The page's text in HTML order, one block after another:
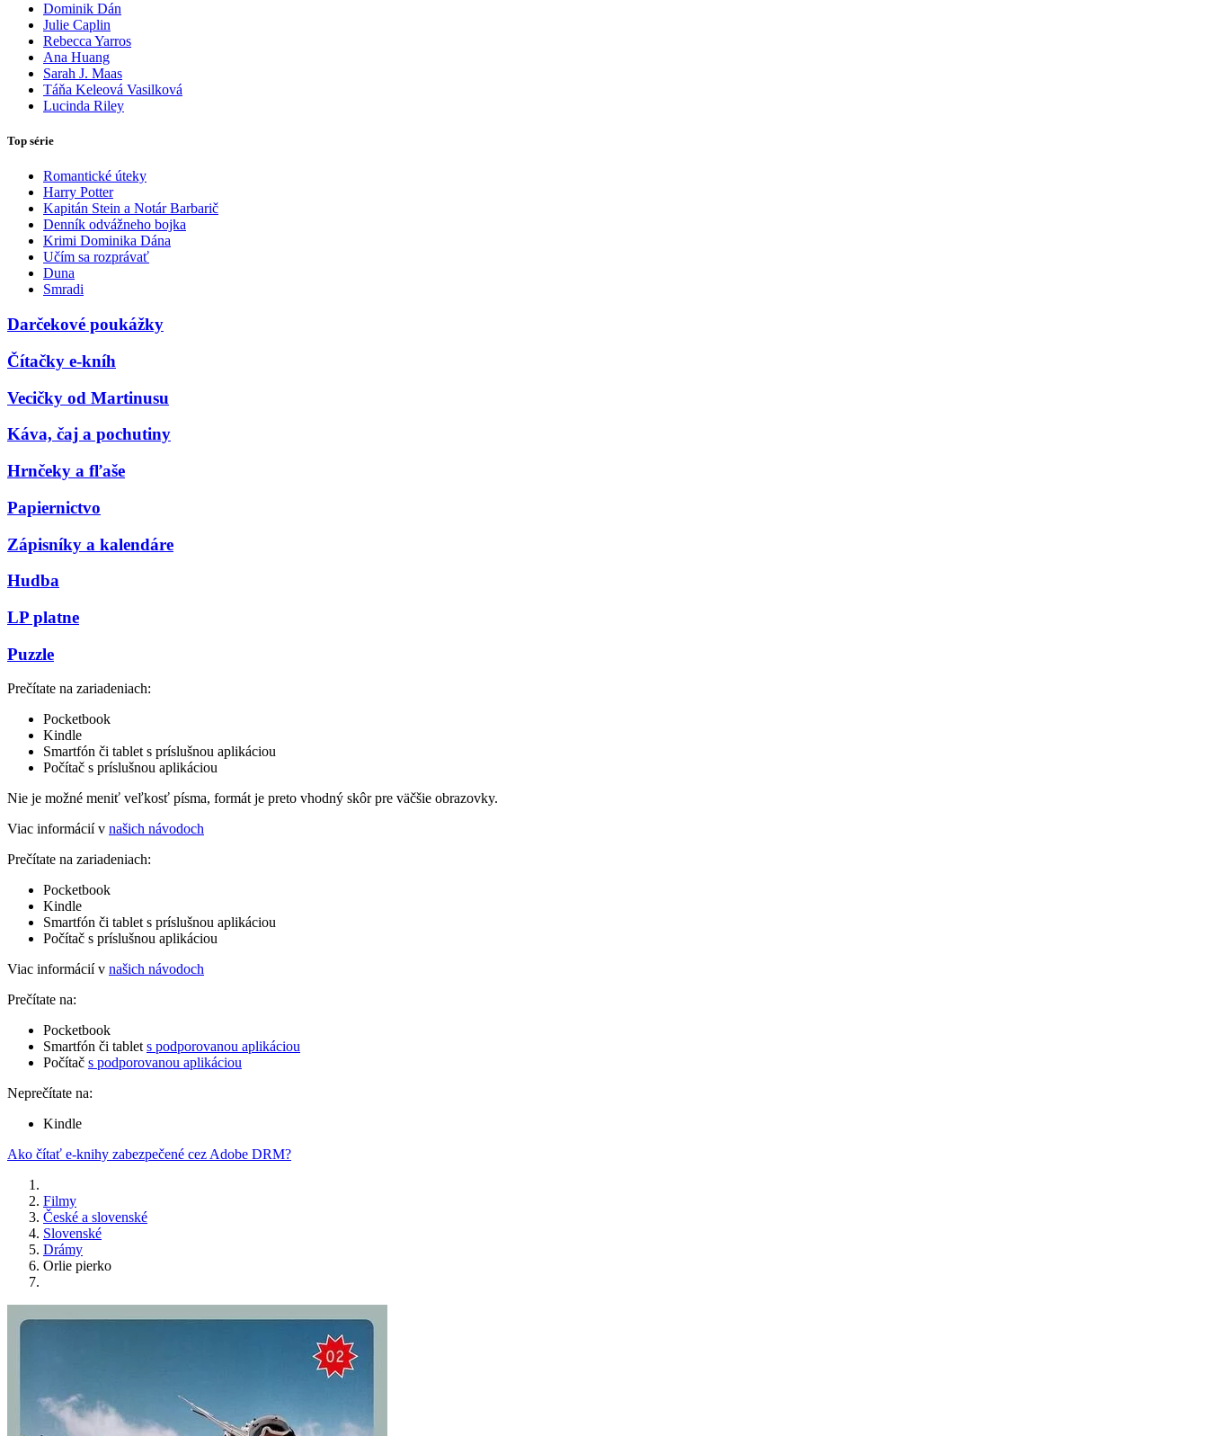
Dominik Dán
Julie Caplin
Rebecca Yarros
Ana Huang
Sarah J. Maas
Táňa Keleová Vasilková
Lucinda Riley
Top série
Romantické úteky
Harry Potter
Kapitán Stein a Notár Barbarič
Denník odvážneho bojka
Krimi Dominika Dána
Učím sa rozprávať
Duna
Smradi
Darčekové poukážky
Čítačky e-kníh
Vecičky od Martinusu
Káva, čaj a pochutiny
Hrnčeky a fľaše
Papiernictvo
Zápisníky a kalendáre
Hudba
LP platne
Puzzle
Prečítate na zariadeniach:
Pocketbook
Kindle
Smartfón či tablet s príslušnou aplikáciou
Počítač s príslušnou aplikáciou
Nie je možné meniť veľkosť písma, formát je preto vhodný skôr pre väčšie obrazovky.
Viac informácií v našich návodoch
Prečítate na zariadeniach:
Pocketbook
Kindle
Smartfón či tablet s príslušnou aplikáciou
Počítač s príslušnou aplikáciou
Viac informácií v našich návodoch
Prečítate na:
Pocketbook
Smartfón či tablet s podporovanou aplikáciou
Počítač s podporovanou aplikáciou
Neprečítate na:
Kindle
Ako čítať e-knihy zabezpečené cez Adobe DRM?
Filmy
České a slovenské
Slovenské
Drámy
Orlie pierko